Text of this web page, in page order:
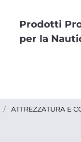
Prodotti
per la
ATTREZZATURA E